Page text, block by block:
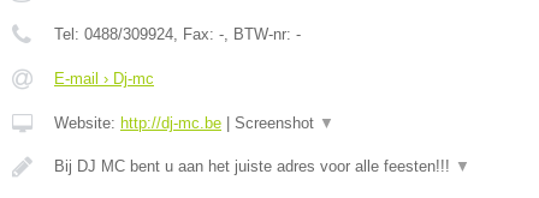
Tel: 0488/309924 , Fax: - , BTW-nr: -
E-mail › Dj-mc
Website: http://dj-mc.be | Screenshot ▼
Bij DJ MC bent u aan het juiste adres voor alle feesten!!! ▼